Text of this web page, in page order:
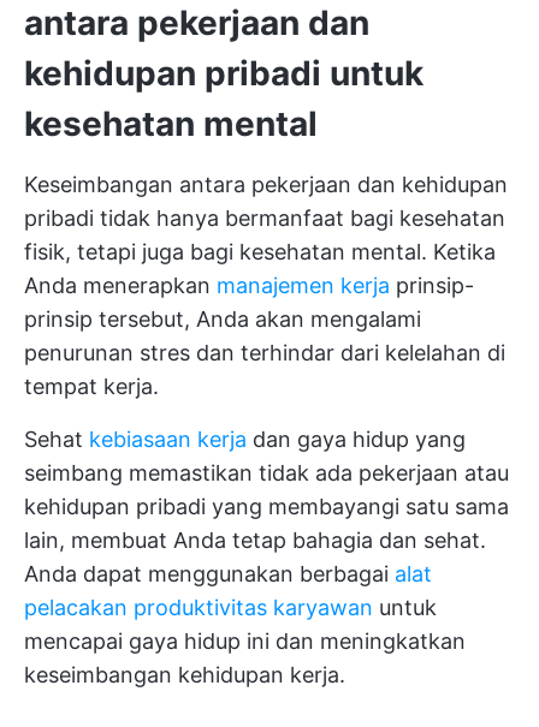
antara pekerjaan dan
kehidupan pribadi untuk
kesehatan mental
Keseimbangan antara pekerjaan dan kehidupan
pribadi tidak hanya bermanfaat bagi kesehatan
fisik, tetapi juga bagi kesehatan mental. Ketika
Anda menerapkan manajemen kerja prinsip-
prinsip tersebut, Anda akan mengalami
penurunan stres dan terhindar dari kelelahan di
tempat kerja.
Sehat kebiasaan kerja dan gaya hidup yang
seimbang memastikan tidak ada pekerjaan atau
kehidupan pribadi yang membayangi satu sama
lain, membuat Anda tetap bahagia dan sehat.
Anda dapat menggunakan berbagai alat
pelacakan produktivitas karyawan untuk
mencapai gaya hidup ini dan meningkatkan
keseimbangan kehidupan kerja.